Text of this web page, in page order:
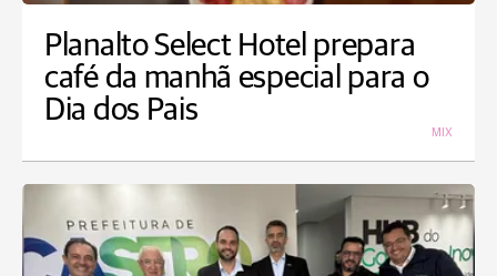
Planalto Select Hotel prepara
café da manhã especial para o
Dia dos Pais
MIX